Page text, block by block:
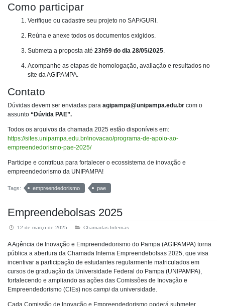
Como participar
Verifique ou cadastre seu projeto no SAP/GURI.
Reúna e anexe todos os documentos exigidos.
Submeta a proposta até 23h59 do dia 28/05/2025.
Acompanhe as etapas de homologação, avaliação e resultados no
site da AGIPAMPA.
Contato
Dúvidas devem ser enviadas para agipampa@unipampa.edu.br com o
assunto “Dúvida PAE”.
Todos os arquivos da chamada 2025 estão disponíveis em:
https://sites.unipampa.edu.br/inovacao/programa-de-apoio-ao-
empreendedorismo-pae-2025/
Participe e contribua para fortalecer o ecossistema de inovação e
empreendedorismo da UNIPAMPA!
Tags: empreendedorismo pae
Empreendebolsas 2025
12 de março de 2025 Chamadas Internas
A Agência de Inovação e Empreendedorismo do Pampa (AGIPAMPA) torna
pública a abertura da Chamada Interna Empreendebolsas 2025, que visa
incentivar a participação de estudantes regularmente matriculados em
cursos de graduação da Universidade Federal do Pampa (UNIPAMPA),
fortalecendo e ampliando as ações das Comissões de Inovação e
Empreendedorismo (CIEs) nos campi da universidade.